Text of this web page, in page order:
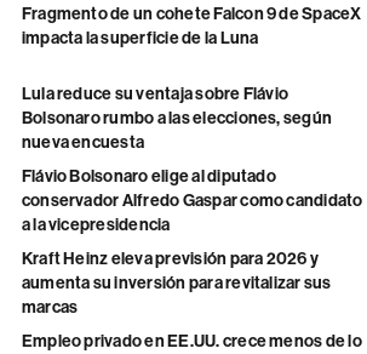
Fragmento de un cohete Falcon 9 de SpaceX
impacta la superficie de la Luna
Lula reduce su ventaja sobre Flávio
Bolsonaro rumbo a las elecciones, según
nueva encuesta
Flávio Bolsonaro elige al diputado
conservador Alfredo Gaspar como candidato
a la vicepresidencia
Kraft Heinz eleva previsión para 2026 y
aumenta su inversión para revitalizar sus
marcas
Empleo privado en EE.UU. crece menos de lo